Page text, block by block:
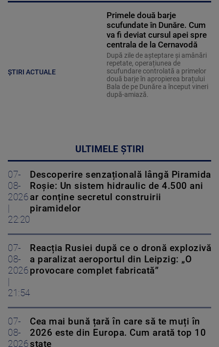
ȘTIRI ACTUALE
Primele două barje
scufundate în Dunăre. Cum
va fi deviat cursul apei spre
centrala de la Cernavodă
După zile de așteptare și amânări
repetate, operațiunea de
scufundare controlată a primelor
două barje în apropierea brațului
Bala de pe Dunăre a început vineri
după-amiază.
ULTIMELE ȘTIRI
07-
08-
2026
22:20
Descoperire senzațională lângă Piramida
Roșie: Un sistem hidraulic de 4.500 ani
ar conține secretul construirii
piramidelor
07-
08-
2026
21:54
Reacția Rusiei după ce o dronă explozivă
a paralizat aeroportul din Leipzig: „O
provocare complet fabricată”
07-
08-
2026
Cea mai bună țară în care să te muți în
2026 este din Europa. Cum arată top 10
state